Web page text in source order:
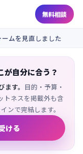
無料相談
ムを見直しました
が自分に合う？
す。 目的・予算・
トネスを掲載外も含
ンで完結します。
ける